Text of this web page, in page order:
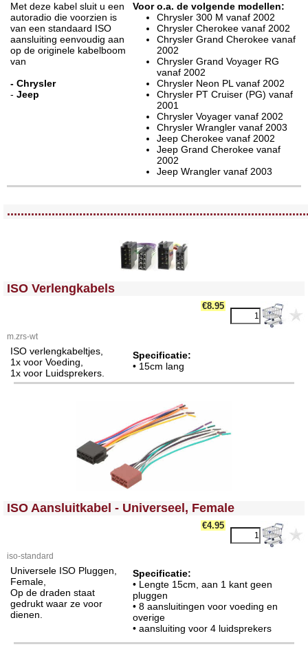
Met deze kabel sluit u een
autoradio die voorzien is
van een standaard ISO
aansluiting eenvoudig aan
op de originele kabelboom
van
- Chrysler
- Jeep
Voor o.a. de volgende modellen:
Chrysler 300 M vanaf 2002
Chrysler Cherokee vanaf 2002
Chrysler Grand Cherokee vanaf
2002
Chrysler Grand Voyager RG
vanaf 2002
Chrysler Neon PL vanaf 2002
Chrysler PT Cruiser (PG) vanaf
2001
Chrysler Voyager vanaf 2002
Chrysler Wrangler vanaf 2003
Jeep Cherokee vanaf 2002
Jeep Grand Cherokee vanaf
2002
Jeep Wrangler vanaf 2003
<!-- MakeFullWidth0 --><!-- MakeFullWidth1 --><!-- MakeFullWidth2 --><!-- MakeFullWidth3 --><!-- MakeFullWidth4 --><!-- MakeFullWidth5 --><!-- MakeFullWidth6 --><!-- MakeFullWidth7 --><!-- MakeFullWidth8 --><!-- MakeFullWidth9 --><!-- MakeFullWidth10 --><!-- MakeFullWidth11 --><!-- MakeFullWidth12 --><!-- MakeFullWidth13 --><!-- MakeFullWidth14 --><!-- MakeFullWidth15 --><!-- MakeFullWidth16 --><!-- MakeFullWidth17 --><!-- MakeFullWidth18 --><!-- MakeFullWidth19 -->
ISO Verlengkabels
€8.95
m.zrs-wt
ISO verlengkabeltjes,
1x voor Voeding,
1x voor Luidsprekers.
Specificatie:
• 15cm lang
<!-- MakeFullWidth0 --><!-- MakeFullWidth1 --><!-- MakeFullWidth2 --><!-- MakeFullWidth3 --><!-- MakeFullWidth4 --><!-- MakeFullWidth5 --><!-- MakeFullWidth6 --><!-- MakeFullWidth7 --><!-- MakeFullWidth8 --><!-- MakeFullWidth9 --><!-- MakeFullWidth10 --><!-- MakeFullWidth11 --><!-- MakeFullWidth12 --><!-- MakeFullWidth13 --><!-- MakeFullWidth14 --><!-- MakeFullWidth15 --><!-- MakeFullWidth16 --><!-- MakeFullWidth17 --><!-- MakeFullWidth18 --><!-- MakeFullWidth19 -->
ISO Aansluitkabel - Universeel, Female
€4.95
iso-standard
Universele ISO Pluggen,
Female,
Op de draden staat
gedrukt waar ze voor
dienen.
Specificatie:
• Lengte 15cm, aan 1 kant geen
pluggen
• 8 aansluitingen voor voeding en
overige
• aansluiting voor 4 luidsprekers